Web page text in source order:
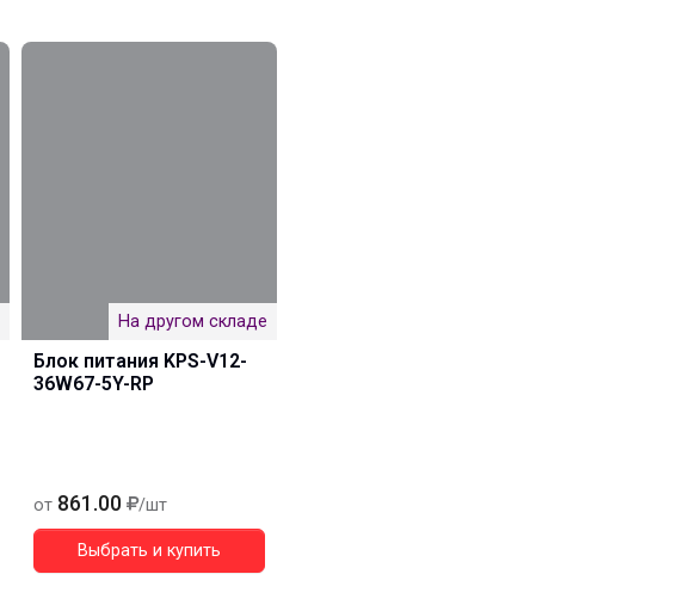
На другом складе
Блок питания KPS-V12-
36W67-5Y-RP
от 861.00 /шт
Выбрать и купить